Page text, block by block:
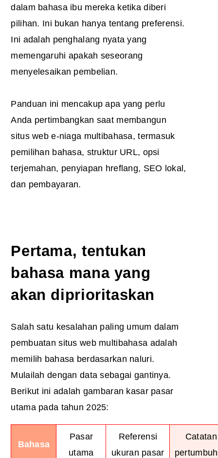
dalam bahasa ibu mereka ketika diberi
pilihan. Ini bukan hanya tentang preferensi.
Ini adalah penghalang nyata yang
memengaruhi apakah seseorang
menyelesaikan pembelian.
Panduan ini mencakup apa yang perlu
Anda pertimbangkan saat membangun
situs web e-niaga multibahasa, termasuk
pemilihan bahasa, struktur URL, opsi
terjemahan, penyiapan hreflang, SEO lokal,
dan pembayaran.
Pertama, tentukan
bahasa mana yang
akan diprioritaskan
Salah satu kesalahan paling umum dalam
pembuatan situs web multibahasa adalah
memilih bahasa berdasarkan naluri.
Mulailah dengan data sebagai gantinya.
Berikut ini adalah gambaran kasar pasar
utama pada tahun 2025:
Bahasa
Pasar
utama
Referensi
ukuran pasar
Catatan